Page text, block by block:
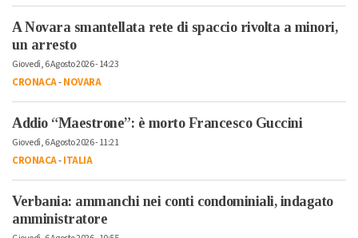
A Novara smantellata rete di spaccio rivolta a minori,
un arresto
Giovedì, 6 Agosto 2026 - 14:23
CRONACA-NOVARA
Addio “Maestrone”: è morto Francesco Guccini
Giovedì, 6 Agosto 2026 - 11:21
CRONACA-ITALIA
Verbania: ammanchi nei conti condominiali, indagato
amministratore